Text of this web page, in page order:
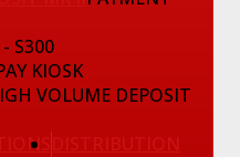
S300
KIOSK
VOLUME DEPOSIT